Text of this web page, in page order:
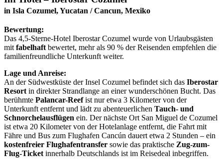
in Isla Cozumel, Yucatan / Cancun, Mexiko
Bewertung:
Das 4,5-Sterne-Hotel Iberostar Cozumel wurde von Urlaubsgästen
mit fabelhaft bewertet, mehr als 90 % der Reisenden empfehlen die
familienfreundliche Unterkunft weiter.
Lage und Anreise:
An der Südwestküste der Insel Cozumel befindet sich das Iberostar
Resort in direkter Strandlange an einer wunderschönen Bucht. Das
berühmte Palancar-Reefist nur etwa 3 Kilometer von der
Unterkunft entfernt und lädt zu abenteuerlichen Tauch- und
Schnorchelausflügen ein. Der nächste Ort San Miguel de Cozumel
ist etwa 20 Kilometer von der Hotelanlage entfernt, die Fahrt mit
Fähre und Bus zum Flughafen Cancún dauert etwa 2 Stunden – ein
kostenfreier Flughafentransfer sowie das praktische Zug-zum-
Flug-Ticket innerhalb Deutschlands ist im Reisedeal inbegriffen.